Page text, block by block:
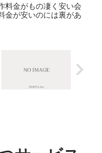
料金がもの凄く安い会
が安いのには裏があ